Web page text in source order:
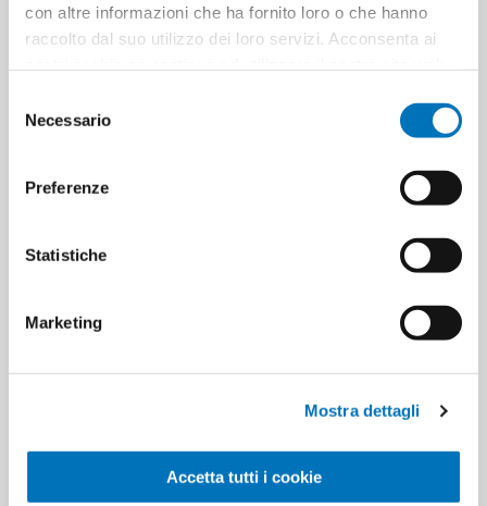
con altre informazioni che ha fornito loro o che hanno
raccolto dal suo utilizzo dei loro servizi. Acconsenta ai
delNecessario
Preferenze
Statistiche
Marketing
Mostra dettagli
Accetta tutti i cookie
Cartons for pallets 0
Cartons for layer 0
Minimum sale
PRODUCT TAGS
CUSTOMERS WHO BOUGHT
THIS ITEM ALSO BOUGHT